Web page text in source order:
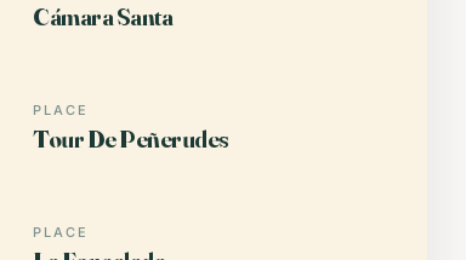
Cámara Santa
PLACE
Tour De Peñerudes
PLACE